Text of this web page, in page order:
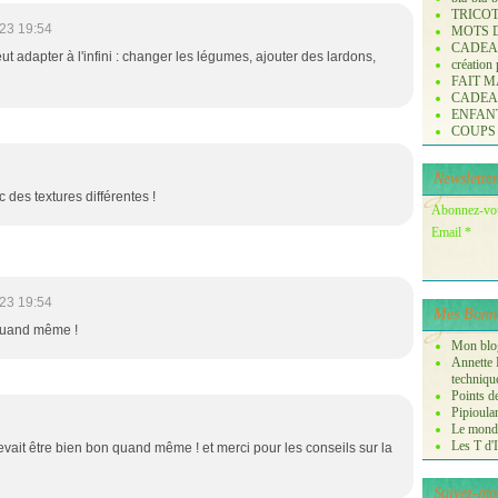
19:54
adapter à l'infini : changer les légumes, ajouter des lardons,
des textures différentes !
19:54
même !
être bien bon quand même ! et merci pour les conseils sur la
TRICOT
MOTS
création
FAIT
Newsletter
Abonnez-
Email
Mes
Mon
Annette
Points
Le
Les T
Suivez-